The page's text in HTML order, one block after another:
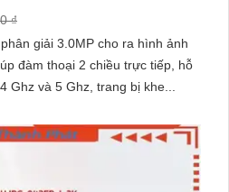
₫
giải 3.0MP cho ra hình ảnh
đàm thoại 2 chiều trực tiếp, hỗ
Ghz và 5 Ghz, trang bị khe...